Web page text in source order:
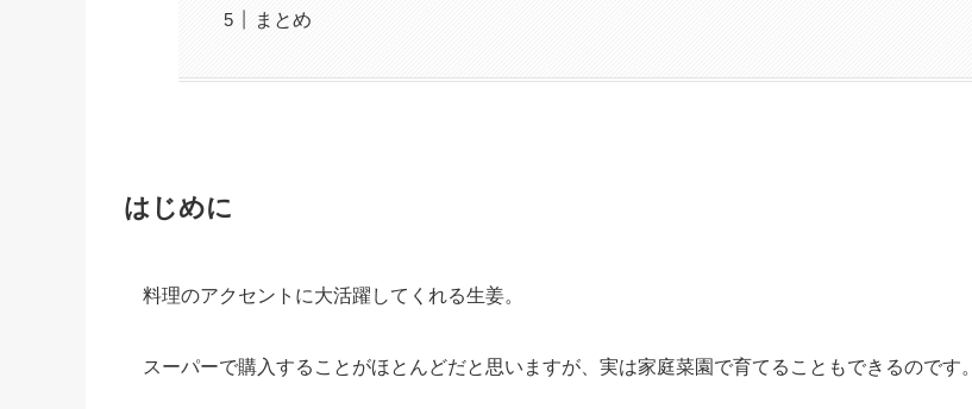
まとめ
はじめに
料理のアクセントに大活躍してくれる生姜。
スーパーで購入することがほとんどだと思いますが、実は家庭菜園で育てることもできるのです。